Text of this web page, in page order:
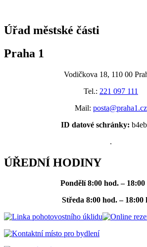
Úřad městské části
Praha 1
Vodičkova 18, 110 00
Tel.: 221 097 111
Mail: posta@praha1.cz
ID datové schránky:
.
ÚŘEDNÍ HODINY
Pondělí 8:00 hod. – 18:00
Středa 8:00 hod. – 18:00